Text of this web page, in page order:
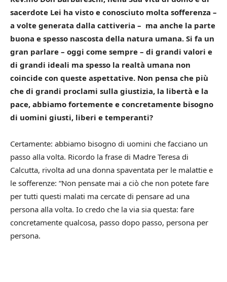
sacerdote Lei ha visto e conosciuto molta sofferenza –
a volte generata dalla cattiveria – ma anche la parte
buona e spesso nascosta della natura umana. Si fa un
gran parlare – oggi come sempre – di grandi valori e
di grandi ideali ma spesso la realtà umana non
coincide con queste aspettative. Non pensa che più
che di grandi proclami sulla giustizia, la libertà e la
pace, abbiamo fortemente e concretamente bisogno
di uomini giusti, liberi e temperanti?
Certamente: abbiamo bisogno di uomini che facciano un
passo alla volta. Ricordo la frase di Madre Teresa di
Calcutta, rivolta ad una donna spaventata per le malattie e
le sofferenze: “Non pensate mai a ciò che non potete fare
per tutti questi malati ma cercate di pensare ad una
persona alla volta. Io credo che la via sia questa: fare
concretamente qualcosa, passo dopo passo, persona per
persona.